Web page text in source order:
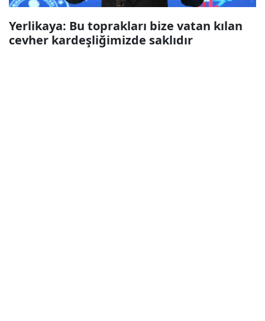
Yerlikaya: Bu toprakları bize vatan kılan
cevher kardeşliğimizde saklıdır